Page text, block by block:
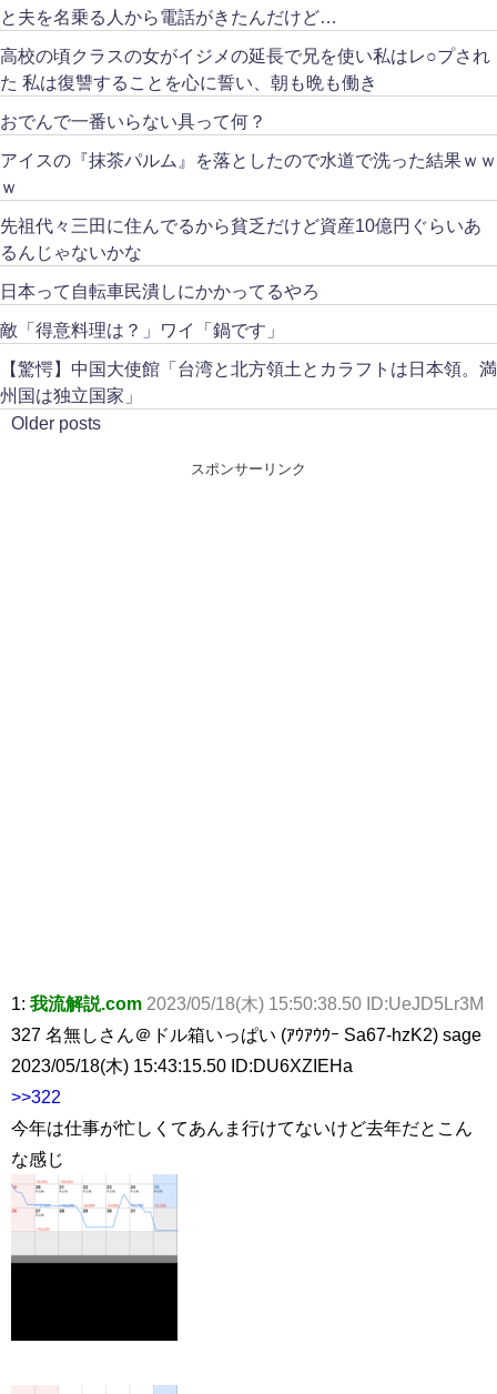
と夫を名乗る人から電話がきたんだけど…
高校の頃クラスの女がイジメの延長で兄を使い私はレ○プされ
た 私は復讐することを心に誓い、朝も晩も働き
おでんで一番いらない具って何？
アイスの『抹茶パルム』を落としたので水道で洗った結果ｗｗ
ｗ
先祖代々三田に住んでるから貧乏だけど資産10億円ぐらいあ
るんじゃないかな
日本って自転車民潰しにかかってるやろ
敵「得意料理は？」ワイ「鍋です」
【驚愕】中国大使館「台湾と北方領土とカラフトは日本領。満
州国は独立国家」
Older posts
スポンサーリンク
1: 我流解説.com 2023/05/18(木) 15:50:38.50 ID:UeJD5Lr3M
327 名無しさん＠ドル箱いっぱい (ｱｳｱｳｳｰ Sa67-hzK2) sage
2023/05/18(木) 15:43:15.50 ID:DU6XZIEHa
>>322
今年は仕事が忙しくてあんま行けてないけど去年だとこん
な感じ